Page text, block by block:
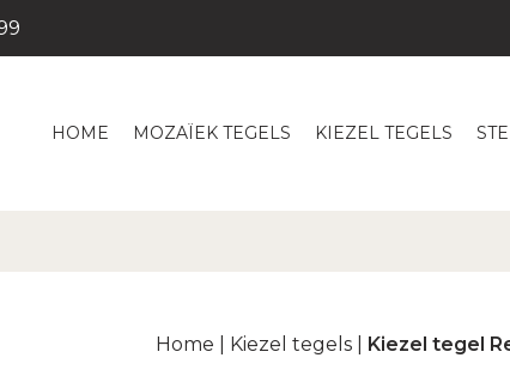
HOME MOZAÏEK TEGELS KIEZEL TEGELS
Home Kiezel tegels| Kiezel tegel